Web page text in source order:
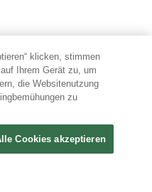
Sitzhöhe für Bars und
Sitzposition und die
mit stehenden
Teilnahme am sozialen
zu. Die stapelbaren
Lehne erhältlich, was sich
äußert. Gerade in
klicken, stimmen
Ihrem Gerät zu, um
die Websitenutzung
zu
Cookies akzeptieren